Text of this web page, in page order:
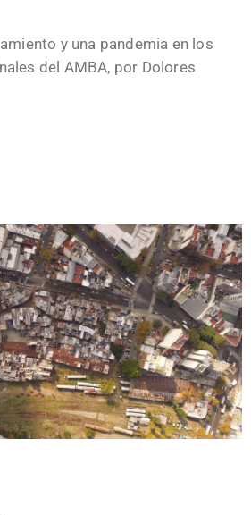
y una pandemia en los
del AMBA, por Dolores